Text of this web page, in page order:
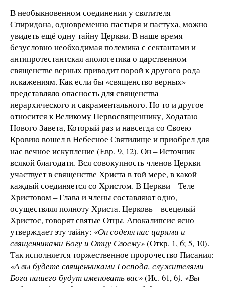
В необыкновенном соединении у святителя
Спиридона, одновременно пастыря и пастуха, можно
увидеть ещё одну тайну Церкви. В наше время
безусловно необходимая полемика с сектантами и
антипротестантская апологетика о царственном
священстве верных приводит порой к другого рода
искажениям. Как если бы «священство верных»
представляло опасность для священства
иерархического и сакраментального. Но то и другое
относится к Великому Первосвященнику, Ходатаю
Нового Завета, Который раз и навсегда со Своею
Кровию вошел в Небесное Святилище и приобрел для
нас вечное искупление (Евр. 9, 12). Он – Источник
всякой благодати. Вся совокупность членов Церкви
участвует в священстве Христа в той мере, в какой
каждый соединяется со Христом. В Церкви – Теле
Христовом – Глава и члены составляют одно,
осуществляя полноту Христа. Церковь – всецелый
Христос, говорят святые Отцы. Апокалипсис ясно
утверждает эту тайну: «Он содеял нас царями и
священниками Богу и Отцу Своему»(Откр. 1, 6; 5, 10).
Так исполняется торжественное пророчество Писания:
«А вы будете священниками Господа, служителями
Бога нашего будут именовать вас»(Ис. 61, 6). «Вы